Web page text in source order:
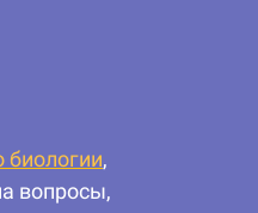
биологии,
вопросы,